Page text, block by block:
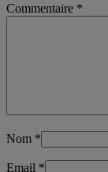
Commentaire *
Nom *
Email *